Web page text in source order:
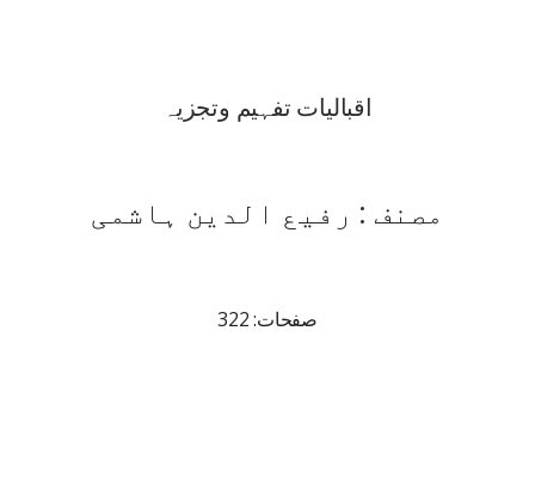
اقبالیات تفہیم وتجزیہ
مصنف : رفیع الدین ہاشمی
صفحات: 322